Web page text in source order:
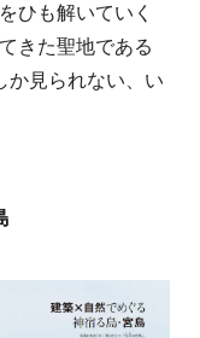
ひも解いていく
きた聖地である
か見られない、い